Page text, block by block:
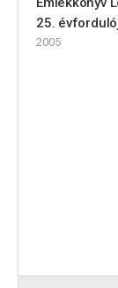
25.
2005